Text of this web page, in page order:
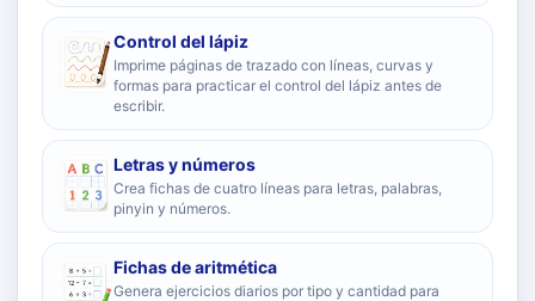
Control del lápiz
Imprime páginas de trazado con líneas, curvas y
formas para practicar el control del lápiz antes de
escribir.
Letras y números
Crea fichas de cuatro líneas para letras, palabras,
pinyin y números.
Fichas de aritmética
Genera ejercicios diarios por tipo y cantidad para